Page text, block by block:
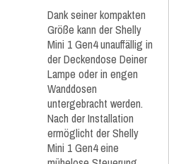
Dank seiner kompakten
Größe kann der Shelly
Mini 1 Gen4 unauffällig in
der Deckendose Deiner
Lampe oder in engen
Wanddosen
untergebracht werden.
Nach der Installation
ermöglicht der Shelly
Mini 1 Gen4 eine